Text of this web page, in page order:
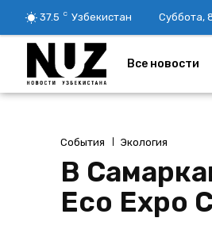
37.5 C Узбекистан Суббота,
Все новости
События Экология
В
Eco Expo